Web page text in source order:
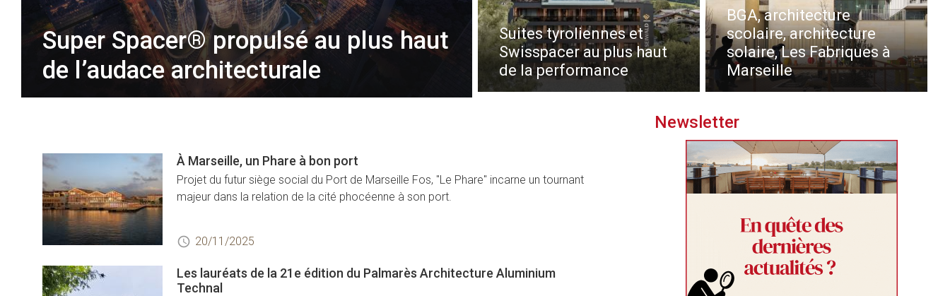
Super Spacer® propulsé au plus haut
de l’audace architecturale
Suites tyroliennes et
Swisspacer au plus haut
de la performance
BGA, architecture
scolaire, architecture
solaire, Les Fabriques à
Marseille
À Marseille, un Phare à bon port
Projet du futur siège social du Port de Marseille Fos, "Le Phare" incarne un tournant
majeur dans la relation de la cité phocéenne à son port.
20/11/2025
Les lauréats de la 21e édition du Palmarès Architecture Aluminium
Technal
Newsletter